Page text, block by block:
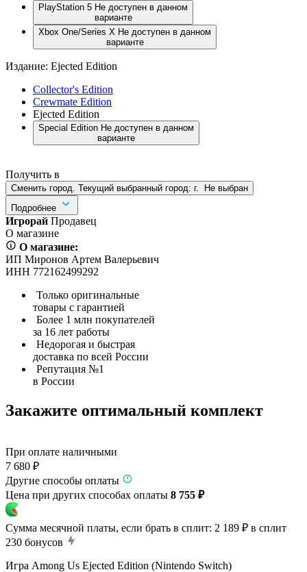
PlayStation 5 Не доступен в данном
варианте
Xbox One/Series X Не доступен в данном
варианте
Издание: Ejected Edition
Collector's Edition
Crewmate Edition
Ejected Edition
Special Edition Не доступен в данном
варианте
Получить в
Сменить город. Текущий выбранный город: г.
Не выбран
Подробнее
Игрорай Продавец
О магазине
О магазине:
ИП Миронов Артем Валерьевич
ИНН 772162499292
Только оригинальные
товары с гарантией
Более 1 млн покупателей
за 16 лет работы
Недорогая и быстрая
доставка по всей России
Репутация №1
в России
Закажите оптимальный комплект
При оплате наличными
7 680 ₽
Другие способы оплаты
Цена при других способах оплаты 8 755 ₽
Сумма месячной платы, если брать в сплит: 2 189 ₽ в сплит
230 бонусов
Игра Among Us Ejected Edition (Nintendo Switch)